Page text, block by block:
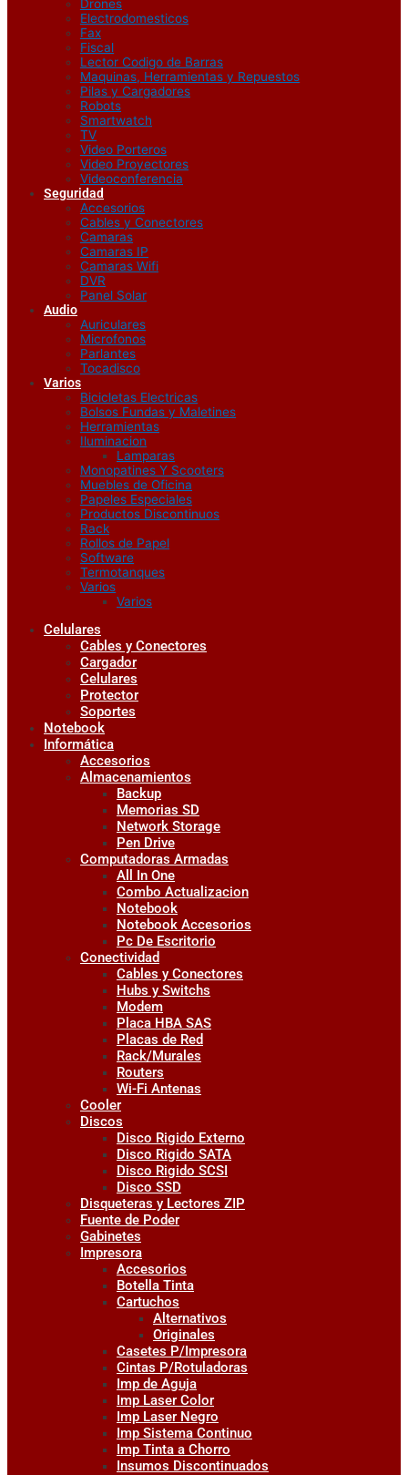
Drones
Electrodomesticos
Fax
Fiscal
Lector Codigo de Barras
Maquinas, Herramientas y Repuestos
Pilas y Cargadores
Robots
Smartwatch
TV
Video Porteros
Video Proyectores
Videoconferencia
Seguridad
Accesorios
Cables y Conectores
Camaras
Camaras IP
Camaras Wifi
DVR
Panel Solar
Audio
Auriculares
Microfonos
Parlantes
Tocadisco
Varios
Bicicletas Electricas
Bolsos Fundas y Maletines
Herramientas
Iluminacion
Lamparas
Monopatines Y Scooters
Muebles de Oficina
Papeles Especiales
Productos Discontinuos
Rack
Rollos de Papel
Software
Termotanques
Varios
Varios
Celulares
Cables y Conectores
Cargador
Celulares
Protector
Soportes
Notebook
Informática
Accesorios
Almacenamientos
Backup
Memorias SD
Network Storage
Pen Drive
Computadoras Armadas
All In One
Combo Actualizacion
Notebook
Notebook Accesorios
Pc De Escritorio
Conectividad
Cables y Conectores
Hubs y Switchs
Modem
Placa HBA SAS
Placas de Red
Rack/Murales
Routers
Wi-Fi Antenas
Cooler
Discos
Disco Rigido Externo
Disco Rigido SATA
Disco Rigido SCSI
Disco SSD
Disqueteras y Lectores ZIP
Fuente de Poder
Gabinetes
Impresora
Accesorios
Botella Tinta
Cartuchos
Alternativos
Originales
Casetes P/Impresora
Cintas P/Rotuladoras
Imp de Aguja
Imp Laser Color
Imp Laser Negro
Imp Sistema Continuo
Imp Tinta a Chorro
Insumos Discontinuados